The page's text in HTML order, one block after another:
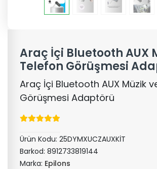
Araç İçi Bluetooth AUX
Telefon Görüşmesi
Araç İçi Bluetooth AUX Müzik
Görüşmesi Adaptörü
Ürün Kodu: 25DYMXUCZAUXKİT
Barkod: 8912733819144
Marka: Epilons